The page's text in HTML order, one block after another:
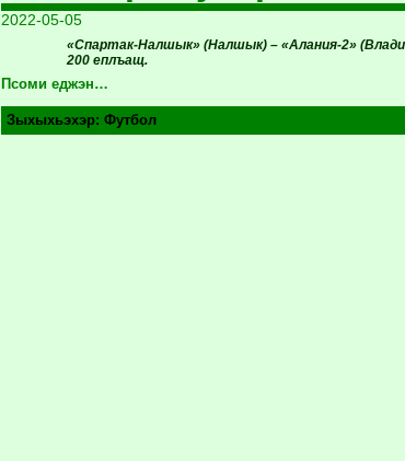
2022-05-05
«Спартак-Налшык» (Налшык) – «Алания-2»
200 еплъащ.
Псоми еджэн…
Зыхыхьэхэр: Футбол